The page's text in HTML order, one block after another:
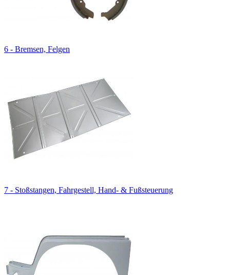
6 - Bremsen, Felgen
7 - Stoßstangen, Fahrgestell, Hand- & Fußsteuerung